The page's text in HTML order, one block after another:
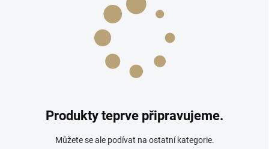
Produkty teprve připravujeme.
Můžete se ale podívat na ostatní kategorie.